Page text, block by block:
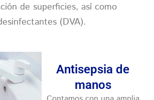
de superficies, así como
(DVA).
Antisepsia de
manos